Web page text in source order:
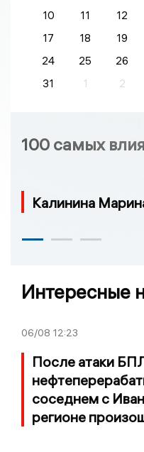
10
11 12
17
18 19
24
25 26
31
1 2
100 самых
Калинина
Интересные
06/08 12:23
После атаки
соседнем с
регионе